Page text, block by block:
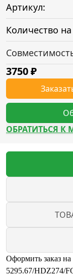
Артикул:
Количество на
3750₽
ОБРАТИТЬСЯ К
Оформить заказ
5295.67/HDZ274/